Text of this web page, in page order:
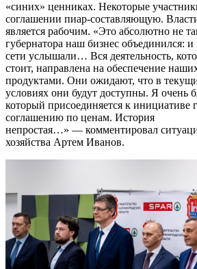
«синих» ценниках. Некоторые
соглашении пиар-составляющую.
является рабочим. «Это абсолютно не
губернатора наш бизнес объединился:
сети услышали… Вся деятельность,
стоит, направлена на обеспечение
продуктами. Они ожидают, что в
условиях они будут доступны. Я очень
который присоединяется к инициативе
соглашению по ценам. История
непростая…» — комментировал
хозяйства Артем Иванов.